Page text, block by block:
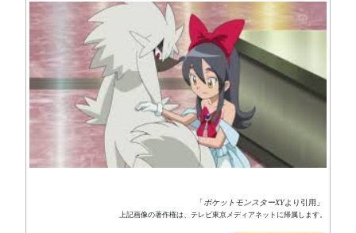
「ポケットモンスターXYより引用」
上記画像の著作権は、テレビ東京メディアネットに帰属します。